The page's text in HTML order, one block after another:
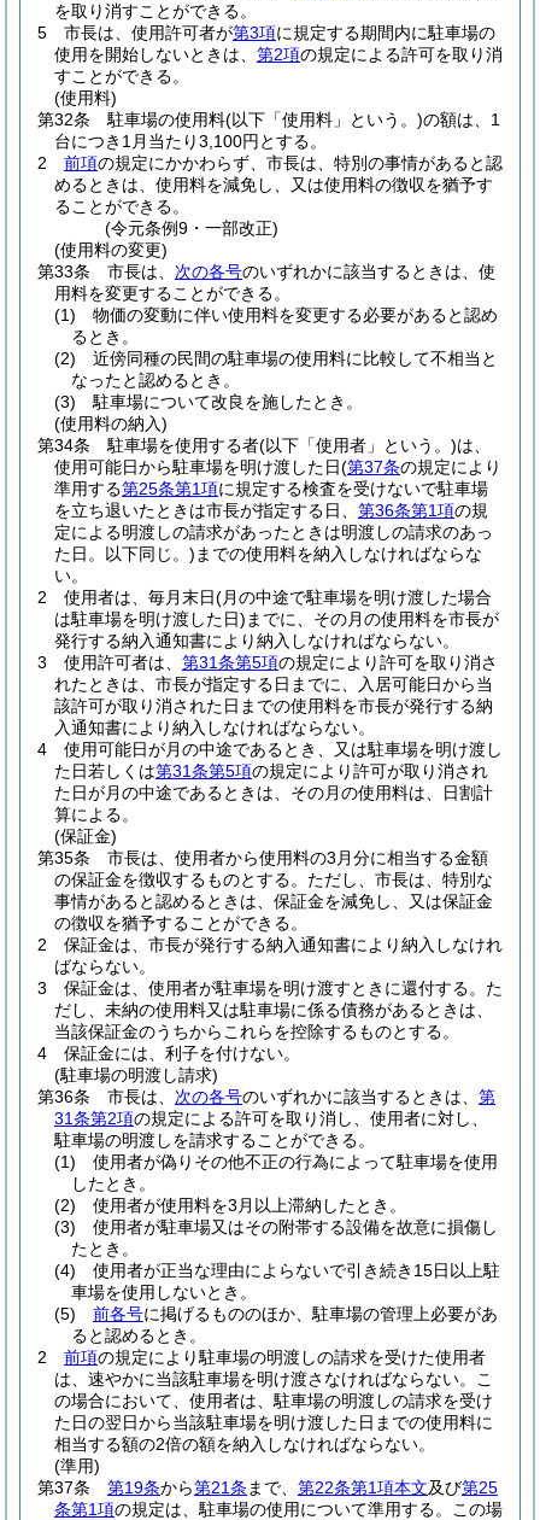
を取り消すことができる。
5
市長は、使用許可者が第3項に規定する期間内に駐車場の
使用を開始しないときは、 第2項の規定による許可を取り消
すことができる。
(使用料)
第32条
駐車場の使用料(以下「使用料」という。)の額は、1
台につき1月当たり3,100円とする。
2
前項の規定にかかわらず、市長は、特別の事情があると認
めるときは、使用料を減免し、又は使用料の徴収を猶予す
ることができる。
(令元条例9・一部改正)
(使用料の変更)
第33条
市長は、 次の各号のいずれかに該当するときは、使
用料を変更することができる。
(1)
物価の変動に伴い使用料を変更する必要があると認め
るとき。
(2)
近傍同種の民間の駐車場の使用料に比較して不相当と
なったと認めるとき。
(3)
駐車場について改良を施したとき。
(使用料の納入)
第34条
駐車場を使用する者(以下「使用者」という。)は、
使用可能日から駐車場を明け渡した日(第37条の規定により
準用する第25条第1項に規定する検査を受けないで駐車場
を立ち退いたときは市長が指定する日、 第36条第1項の規
定による明渡しの請求があったときは明渡しの請求のあっ
た日。以下同じ。) までの使用料を納入しなければならな
い。
2
使用者は、毎月末日(月の中途で駐車場を明け渡した場合
は駐車場を明け渡した日) までに、その月の使用料を市長が
発行する納入通知書により納入しなければならない。
3
使用許可者は、 第31条第5項の規定により許可を取り消さ
れたときは、市長が指定する日までに、入居可能日から当
該許可が取り消された日までの使用料を市長が発行する納
入通知書により納入しなければならない。
4
使用可能日が月の中途であるとき、又は駐車場を明け渡し
た日若しくは第31条第5項の規定により許可が取り消され
た日が月の中途であるときは、その月の使用料は、日割計
算による。
(保証金)
第35条
市長は、使用者から使用料の3月分に相当する金額
の保証金を徴収するものとする。 ただし、市長は、特別な
事情があると認めるときは、保証金を減免し、又は保証金
の徴収を猶予することができる。
2
保証金は、市長が発行する納入通知書により納入しなけれ
ばならない。
3
保証金は、使用者が駐車場を明け渡すときに還付する。 た
だし、未納の使用料又は駐車場に係る債務があるときは、
当該保証金のうちからこれらを控除するものとする。
4
保証金には、利子を付けない。
(駐車場の明渡し請求)
第36条
市長は、 次の各号のいずれかに該当するときは、 第
31条第2項の規定による許可を取り消し、使用者に対し、
駐車場の明渡しを請求することができる。
(1)
使用者が偽りその他不正の行為によって駐車場を使用
したとき。
(2)
使用者が使用料を3月以上滞納したとき。
(3)
使用者が駐車場又はその附帯する設備を故意に損傷し
たとき。
(4)
使用者が正当な理由によらないで引き続き15日以上駐
車場を使用しないとき。
(5)
前各号に掲げるもののほか、駐車場の管理上必要があ
ると認めるとき。
2
前項の規定により駐車場の明渡しの請求を受けた使用者
は、速やかに当該駐車場を明け渡さなければならない。
こ
の場合において、使用者は、駐車場の明渡しの請求を受け
た日の翌日から当該駐車場を明け渡した日までの使用料に
相当する額の2倍の額を納入しなければならない。
(準用)
第37条
第19条から第21条 まで、 第22条第1項本文及び第25
条第1項の規定は、駐車場の使用について準用する。
この場